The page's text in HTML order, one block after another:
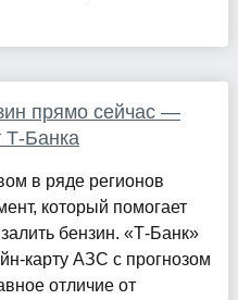
прямо сейчас —
Т-Банка
в ряде регионов
который помогает
бензин. «Т-Банк»
карту АЗС с прогнозом
отличие от